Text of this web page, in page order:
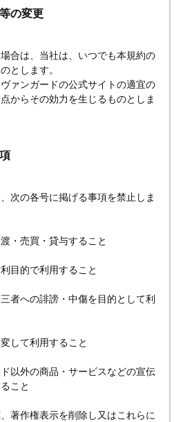
の変更
合は、当社は、いつでも本規約の
とします。
ァンガードの公式サイトの適宜の
からその効力を生じるものとしま
次の各号に掲げる事項を禁止しま
・売買・貸与すること
目的で利用すること
者への誹謗・中傷を目的として利
して利用すること
以外の商品・サービスなどの宣伝
こと
著作権表示を削除し又はこれらに